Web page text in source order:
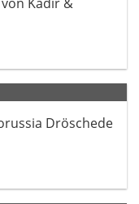
Dröschede